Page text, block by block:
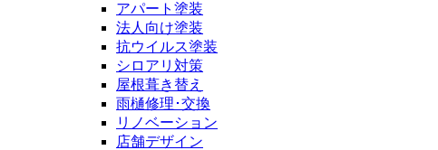
アパート塗装
法人向け塗装
抗ウイルス塗装
シロアリ対策
屋根葺き替え
雨樋修理･交換
リノベーション
店舗デザイン